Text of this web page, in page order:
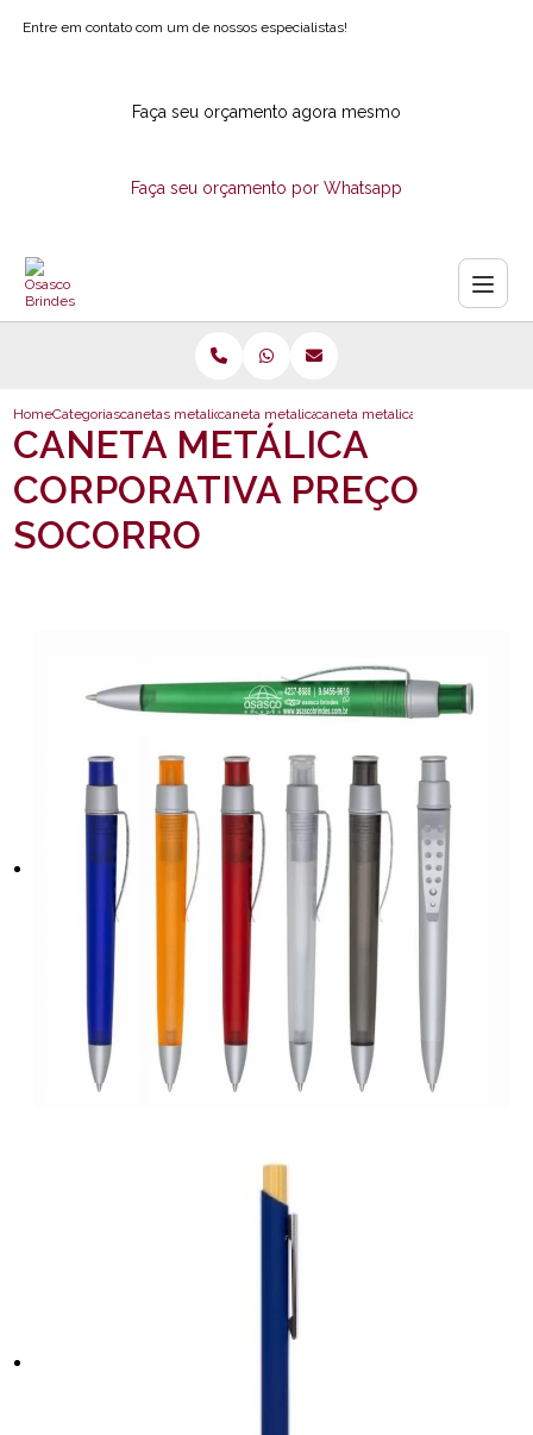
Entre em contato com um de nossos especialistas!
Faça seu orçamento agora mesmo
Faça seu orçamento por Whatsapp
HomeCategoriascanetas metalicascaneta metalica personalizada com logotipo
caneta metalica corporativa preco
CANETA METÁLICA
CORPORATIVA PREÇO
SOCORRO